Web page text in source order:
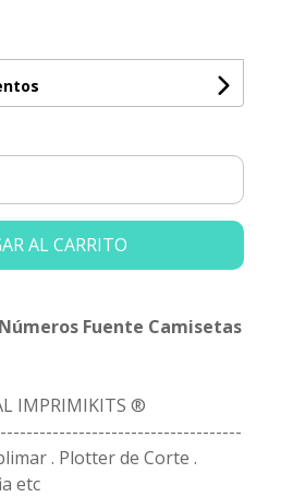
AL CARRITO
Fuente Camisetas
IMPRIMIKITS ®
. Plotter de Corte .
etc